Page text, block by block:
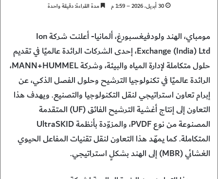
30 أبريل، 2026 – 1:59 م مدة القراءة: دقيقة واحدة
مومباي، الهند ولودفيغسبورغ، ألمانيا- أعلنت شركة Ion
Exchange (India) Ltd، إحدى الشركات الرائدة عالميًا في تقديم
حلول متكاملة لإدارة المياه والبيئة، وشركة MANN+HUMMEL،
الرائدة عالميًا في تكنولوجيا الترشيح وحلول الفصل الذكي، عن
إبرام تعاون استراتيجي لنقل التكنولوجيا والتصنيع. ويهدف هذا
التعاون إلى إنتاج أغشية الترشيح الفائق (UF) المتقدمة
المصنوعة من نوع PVDF، والمزوّدة بأنظمة UltraSKID
المتكاملة. كما يمهّد هذا التعاون لنقل تقنيات المفاعل الحيوي
الغشائي (MBR) إلى الهند بشكلٍ استراتيجي.